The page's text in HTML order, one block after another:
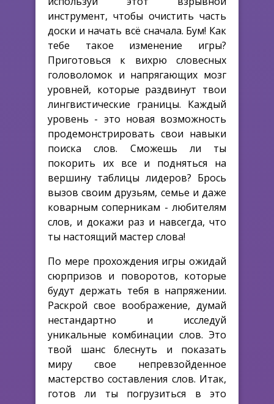
инструмент, чтобы очистить часть
доски и начать всё сначала. Бум! Как
тебе такое изменение игры?
Приготовься к вихрю словесных
головоломок и напрягающих мозг
уровней, которые раздвинут твои
лингвистические границы. Каждый
уровень - это новая возможность
продемонстрировать свои навыки
поиска слов. Сможешь ли ты
покорить их все и подняться на
вершину таблицы лидеров? Брось
вызов своим друзьям, семье и даже
коварным соперникам - любителям
слов, и докажи раз и навсегда, что
ты настоящий мастер слова!
По мере прохождения игры ожидай
сюрпризов и поворотов, которые
будут держать тебя в напряжении.
Раскрой свое воображение, думай
нестандартно и исследуй
уникальные комбинации слов. Это
твой шанс блеснуть и показать
миру свое непревзойденное
мастерство составления слов. Итак,
готов ли ты погрузиться в это